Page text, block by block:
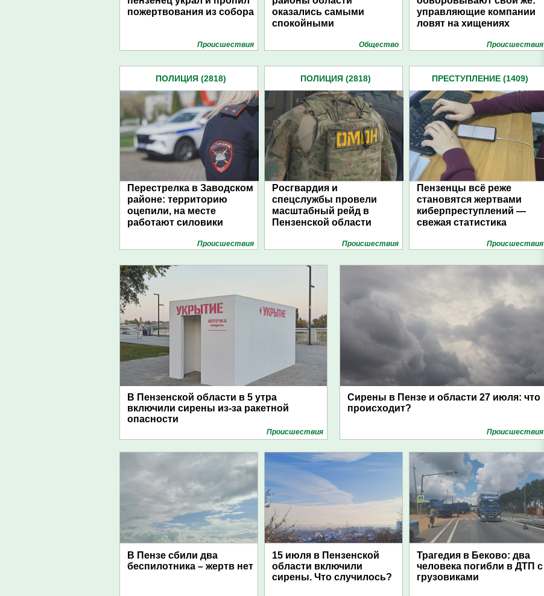
пожертвования из собора
Проиcшествия
оказались самыми
спокойными
Общество
управляющие компании
ловят на хищениях
Проиcшествия
ПОЛИЦИЯ (2818)
Перестрелка в Заводском
районе: территорию
оцепили, на месте
работают силовики
Проиcшествия
ПОЛИЦИЯ (2818)
Росгвардия и
спецслужбы провели
масштабный рейд в
Пензенской области
Проиcшествия
ПРЕСТУПЛЕНИЕ (1409)
Пензенцы всё реже
становятся жертвами
киберпреступлений —
свежая статистика
Проиcшествия
В Пензенской области в 5 утра
включили сирены из-за ракетной
опасности
Проиcшествия
Сирены в Пензе и области 27 июля: что
происходит?
Проиcшествия
В Пензе сбили два
беспилотника – жертв нет
15 июля в Пензенской
области включили
сирены. Что случилось?
Трагедия в Беково: два
человека погибли в ДТП с
грузовиками